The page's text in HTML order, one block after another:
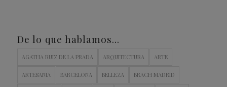
De lo que hablamos…
AGATHA RUIZ DE LA PRADA ARQUITECTURA ARTE
ARTESANIA BARCELONA BELLEZA BRACH MADRID